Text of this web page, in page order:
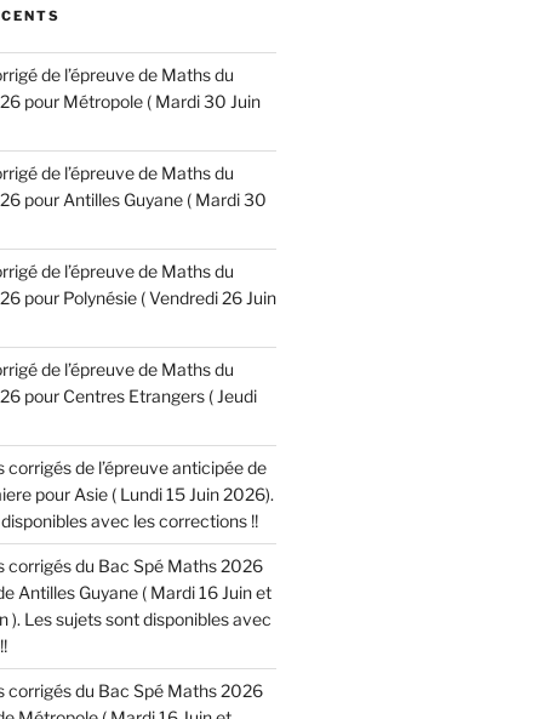
de l’épreuve de Maths du
pour Métropole ( Mardi 30 Juin
de l’épreuve de Maths du
pour Antilles Guyane ( Mardi 30
de l’épreuve de Maths du
pour Polynésie ( Vendredi 26 Juin
de l’épreuve de Maths du
pour Centres Etrangers ( Jeudi
corrigés de l’épreuve anticipée de
pour Asie ( Lundi 15 Juin 2026).
avec les corrections !!
corrigés du Bac Spé Maths 2026
Antilles Guyane ( Mardi 16 Juin et
). Les sujets sont disponibles avec
corrigés du Bac Spé Maths 2026